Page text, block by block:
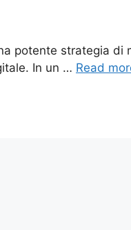
potente strategia
In un … Read